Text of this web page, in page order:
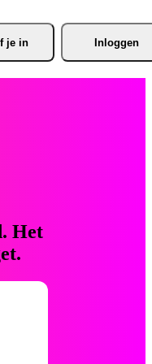
je in Inloggen
Het